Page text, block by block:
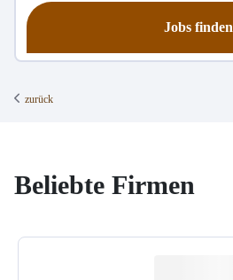
Jobs finden
zurück
Beliebte Firmen